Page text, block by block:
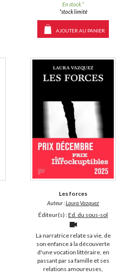
En stock *
*stock limité
AJOUTER AU PANIER
Les forces
Auteur :Laura Vazquez
Éditeur(s) :Ed. du sous-sol
La narratrice relate sa vie, de
son enfance à la découverte
d'une vocation littéraire, en
passant par sa famille et ses
relations amoureuses,